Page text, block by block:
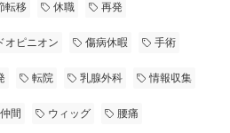
転移 休職 再発
オピニオン 傷病休暇 手術
転院 乳腺外科 情報収集
間 ウィッグ 腰痛